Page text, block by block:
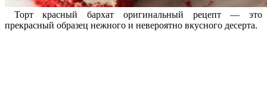
Торт красный бархат оригинальный рецепт — это
прекрасный образец нежного и невероятно вкусного десерта.